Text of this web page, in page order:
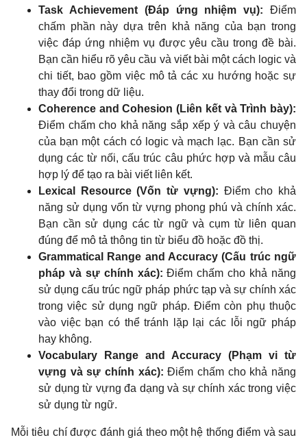
Task Achievement (Đáp ứng nhiệm vụ): Điểm
chấm phần này dựa trên khả năng của bạn trong
việc đáp ứng nhiệm vụ được yêu cầu trong đề bài.
Bạn cần hiểu rõ yêu cầu và viết bài một cách logic và
chi tiết, bao gồm việc mô tả các xu hướng hoặc sự
thay đổi trong dữ liệu.
Coherence and Cohesion (Liên kết và Trình bày):
Điểm chấm cho khả năng sắp xếp ý và câu chuyện
của bạn một cách có logic và mạch lạc. Bạn cần sử
dụng các từ nối, cấu trúc câu phức hợp và mẫu câu
hợp lý để tạo ra bài viết liên kết.
Lexical Resource (Vốn từ vựng): Điểm cho khả
năng sử dụng vốn từ vựng phong phú và chính xác.
Bạn cần sử dụng các từ ngữ và cụm từ liên quan
đúng để mô tả thông tin từ biểu đồ hoặc đồ thị.
Grammatical Range and Accuracy (Cấu trúc ngữ
pháp và sự chính xác):Điểm chấm cho khả năng
sử dụng cấu trúc ngữ pháp phức tạp và sự chính xác
trong việc sử dụng ngữ pháp. Điểm còn phụ thuộc
vào việc bạn có thể tránh lặp lại các lỗi ngữ pháp
hay không.
Vocabulary Range and Accuracy (Phạm vi từ
vựng và sự chính xác): Điểm chấm cho khả năng
sử dụng từ vựng đa dạng và sự chính xác trong việc
sử dụng từ ngữ.
Mỗi tiêu chí được đánh giá theo một hệ thống điểm và sau